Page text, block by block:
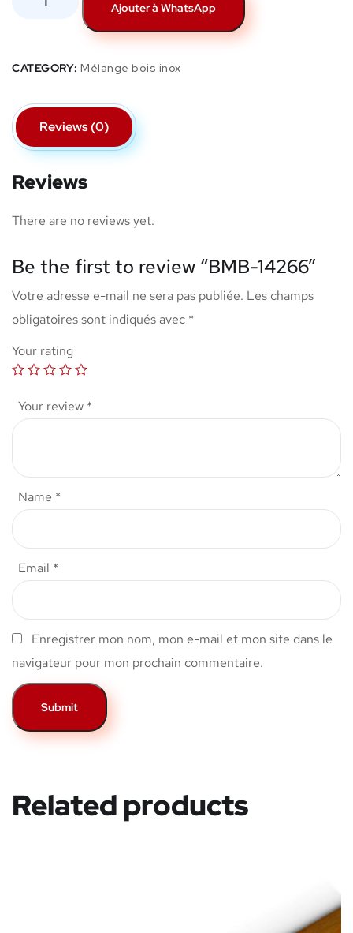
Ajouter à WhatsApp
CATEGORY: Mélange bois inox
Reviews (0)
Reviews
There are no reviews yet.
Be the first to review “BMB-14266”
Votre adresse e-mail ne sera pas publiée. Les champs
obligatoires sont indiqués avec *
Your rating
Your review *
Name *
Email *
Enregistrer mon nom, mon e-mail et mon site dans le
navigateur pour mon prochain commentaire.
Related products